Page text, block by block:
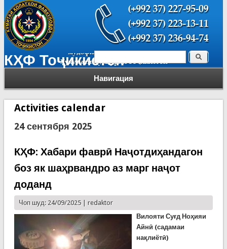
КҲФ Тоҷикистон
Навигация
Форма поиска Поиск
Activities calendar
24 сентября 2025
КҲФ: Хабари фаврӣ Наҷотдиҳандагон
боз як шаҳрвандро аз марг наҷот
доданд
Чоп шуд: 24/09/2025 | redaktor
Вилояти Суғд Ноҳияи
Айнӣ (садамаи
нақлиётӣ)